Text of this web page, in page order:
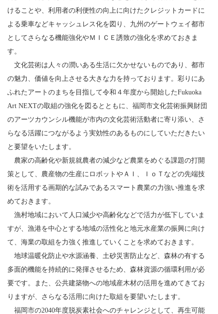
けることや、利用者の利便性の向上に向けたクレジットカードに
よる乗車などキャッシュレス化を図り、九州のゲートウェイ都市
としてさらなる機能強化やＭＩＣＥ誘致の強化を求めておきま
す。
文化芸術は人々の潤いある生活に欠かせないものであり、都市
の魅力、価値を向上させる大きな力を持っております。彩りにあ
ふれたアートのまちを目指して令和４年度から開始したFukuoka
Art NEXTの取組の強化を図るとともに、福岡市文化芸術振興財団
のアーツカウンシル機能が市内の文化芸術活動者に寄り添い、さ
らなる活躍につながるよう実効性のあるものにしていただきたい
と要望をいたします。
農家の高齢化や新規就農者の減少など農業をめぐる課題の打開
策として、農産物の生産にロボットやＡＩ、ＩｏＴなどの先端技
術を活用する画期的な試みであるスマート農業の力強い推進を求
めておきます。
漁村地域において人口減少や高齢化などで活力が低下していま
すが、漁港を中心とする地域の活性化と地元水産業の振興に向け
て、海業の取組を力強く推進していくことを求めておきます。
地球温暖化防止や水源涵養、土砂災害防止など、森林の有する
多面的機能を持続的に発揮させるため、森林資源の循環利用が必
要です。また、公共建築物への地域産木材の活用を進めてきてお
りますが、さらなる活用に向けた取組を要望いたします。
福岡市の2040年度脱炭素社会へのチャレンジとして、再生可能